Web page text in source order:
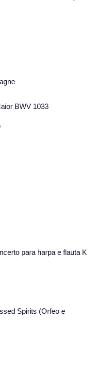
BWV 1033
para harpa e flauta K
Spirits (Orfeo e